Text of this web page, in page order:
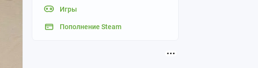
Игры
Пополнение Steam